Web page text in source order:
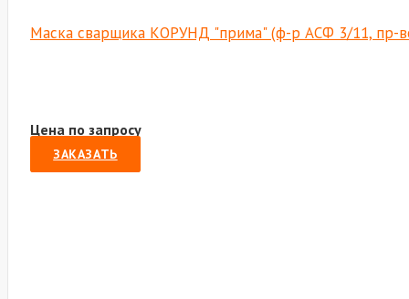
Маска сварщика КОРУНД "прима" (ф-р АСФ 3/11, пр-
Цена по запросу
ЗАКАЗАТЬ